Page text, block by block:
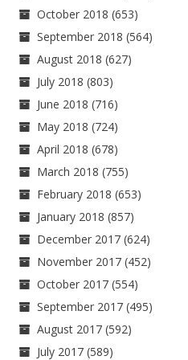
October 2018 (653)
September 2018 (564)
August 2018 (627)
July 2018 (803)
June 2018 (716)
May 2018 (724)
April 2018 (678)
March 2018 (755)
February 2018 (653)
January 2018 (857)
December 2017 (624)
November 2017 (452)
October 2017 (554)
September 2017 (495)
August 2017 (592)
July 2017 (589)